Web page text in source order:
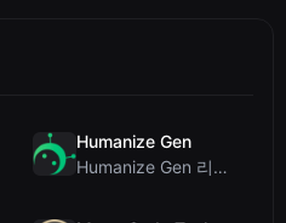
Humanize Gen
Humanize Gen 리뷰: 이 무료 AI 휴머나이저 심층 분석